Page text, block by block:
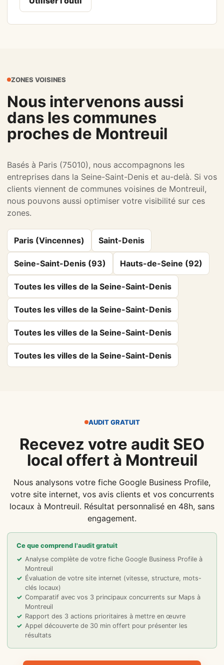
ZONES VOISINES
Nous intervenons aussi
dans les communes
proches de Montreuil
Basés à Paris (75010), nous accompagnons les
entreprises dans la Seine-Saint-Denis et au-delà. Si vos
clients viennent de communes voisines de Montreuil,
nous pouvons aussi optimiser votre visibilité sur ces
zones.
Paris (Vincennes) Saint-Denis
Seine-Saint-Denis (93) Hauts-de-Seine (92)
Toutes les villes de la Seine-Saint-Denis
Toutes les villes de la Seine-Saint-Denis
Toutes les villes de la Seine-Saint-Denis
Toutes les villes de la Seine-Saint-Denis
AUDIT GRATUIT
Recevez votre audit SEO
local offert à Montreuil
Nous analysons votre fiche Google Business Profile,
votre site internet, vos avis clients et vos concurrents
locaux à Montreuil. Résultat personnalisé en 48h, sans
engagement.
Ce que comprend l'audit gratuit
Analyse complète de votre fiche Google Business Profile à
Montreuil
Évaluation de votre site internet (vitesse, structure, mots-
clés locaux)
Comparatif avec vos 3 principaux concurrents sur Maps à
Montreuil
Rapport des 3 actions prioritaires à mettre en œuvre
Appel découverte de 30 min offert pour présenter les
résultats